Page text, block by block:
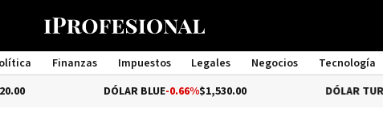
Finanzas Impuestos Legales Negocios Tecnología
Management
-0.66%$1,530.00 DÓLAR TURISTA$1,976.00